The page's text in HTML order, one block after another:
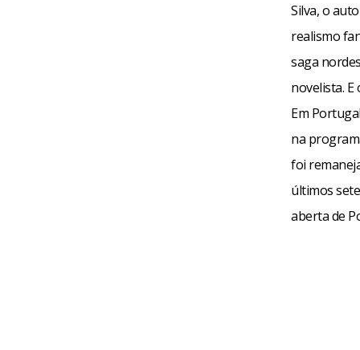
Silva, o
realismo
saga
novelista.
Em
na
foi
últimos
aberta de